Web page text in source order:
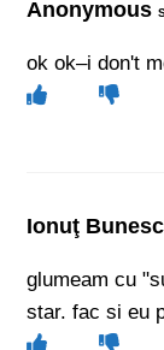
Anonymous
ok ok–i don't
Ionuţ
glumeam cu
star. fac si eu